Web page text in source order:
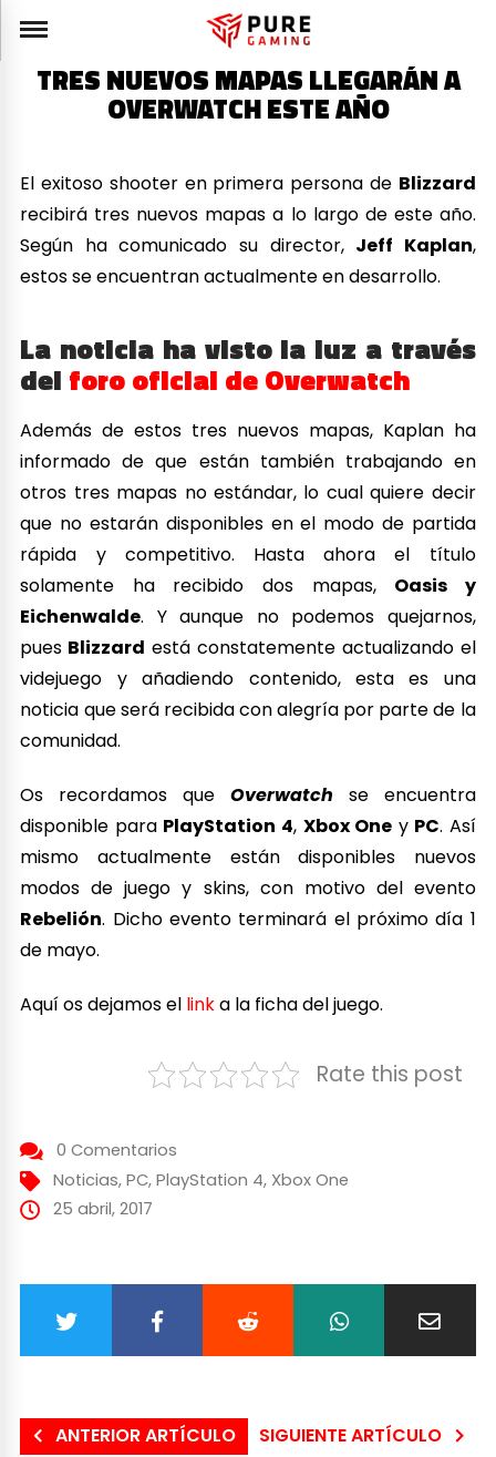
TRES NUEVOS MAPAS LLEGARÁN A
OVERWATCH ESTE AÑO
El exitoso shooter en primera persona de Blizzard
recibirá tres nuevos mapas a lo largo de este año.
Según ha comunicado su director, Jeff Kaplan,
estos se encuentran actualmente en desarrollo.
La noticia ha visto la luz a través
del foro oficial de Overwatch
Además de estos tres nuevos mapas, Kaplan ha
informado de que están también trabajando en
otros tres mapas no estándar, lo cual quiere decir
que no estarán disponibles en el modo de partida
rápida y competitivo. Hasta ahora el título
solamente ha recibido dos mapas, Oasis y
Eichenwalde. Y aunque no podemos quejarnos,
pues Blizzard está constatemente actualizando el
videjuego y añadiendo contenido, esta es una
noticia que será recibida con alegría por parte de la
comunidad.
Os recordamos que Overwatch se encuentra
disponible para PlayStation 4, Xbox One y PC. Así
mismo actualmente están disponibles nuevos
modos de juego y skins, con motivo del evento
Rebelión. Dicho evento terminará el próximo día 1
de mayo.
Aquí os dejamos el linka la ficha del juego.
Rate this post
0 Comentarios
Noticias, PC, PlayStation 4, Xbox One
25 abril, 2017
ANTERIOR ARTÍCULO SIGUIENTE ARTÍCULO